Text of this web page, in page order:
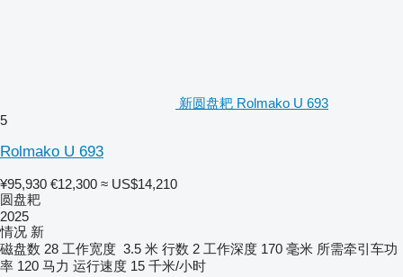
新圆盘耙 Rolmako U 693
5
Rolmako U 693
¥95,930 €12,300 ≈ US$14,210
圆盘耙
2025
情况 新
磁盘数 28 工作宽度 3.5 米 行数 2 工作深度 170 毫米 所需牵引车功
率 120 马力 运行速度 15 千米/小时